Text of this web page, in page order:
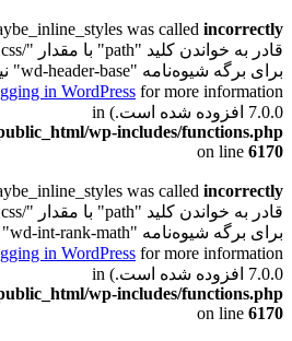
was called incorrectly
برای برگه شیوه‌نامه "wd-header-base" نیستیم. Please see
in WordPress
7.0.0 افزوده شده است.) in
wp-includes/functions.php
on line 6170
was called incorrectly
برای برگه شیوه‌نامه "wd-int-rank-math" نیستیم. Please see
in WordPress
7.0.0 افزوده شده است.) in
wp-includes/functions.php
on line 6170